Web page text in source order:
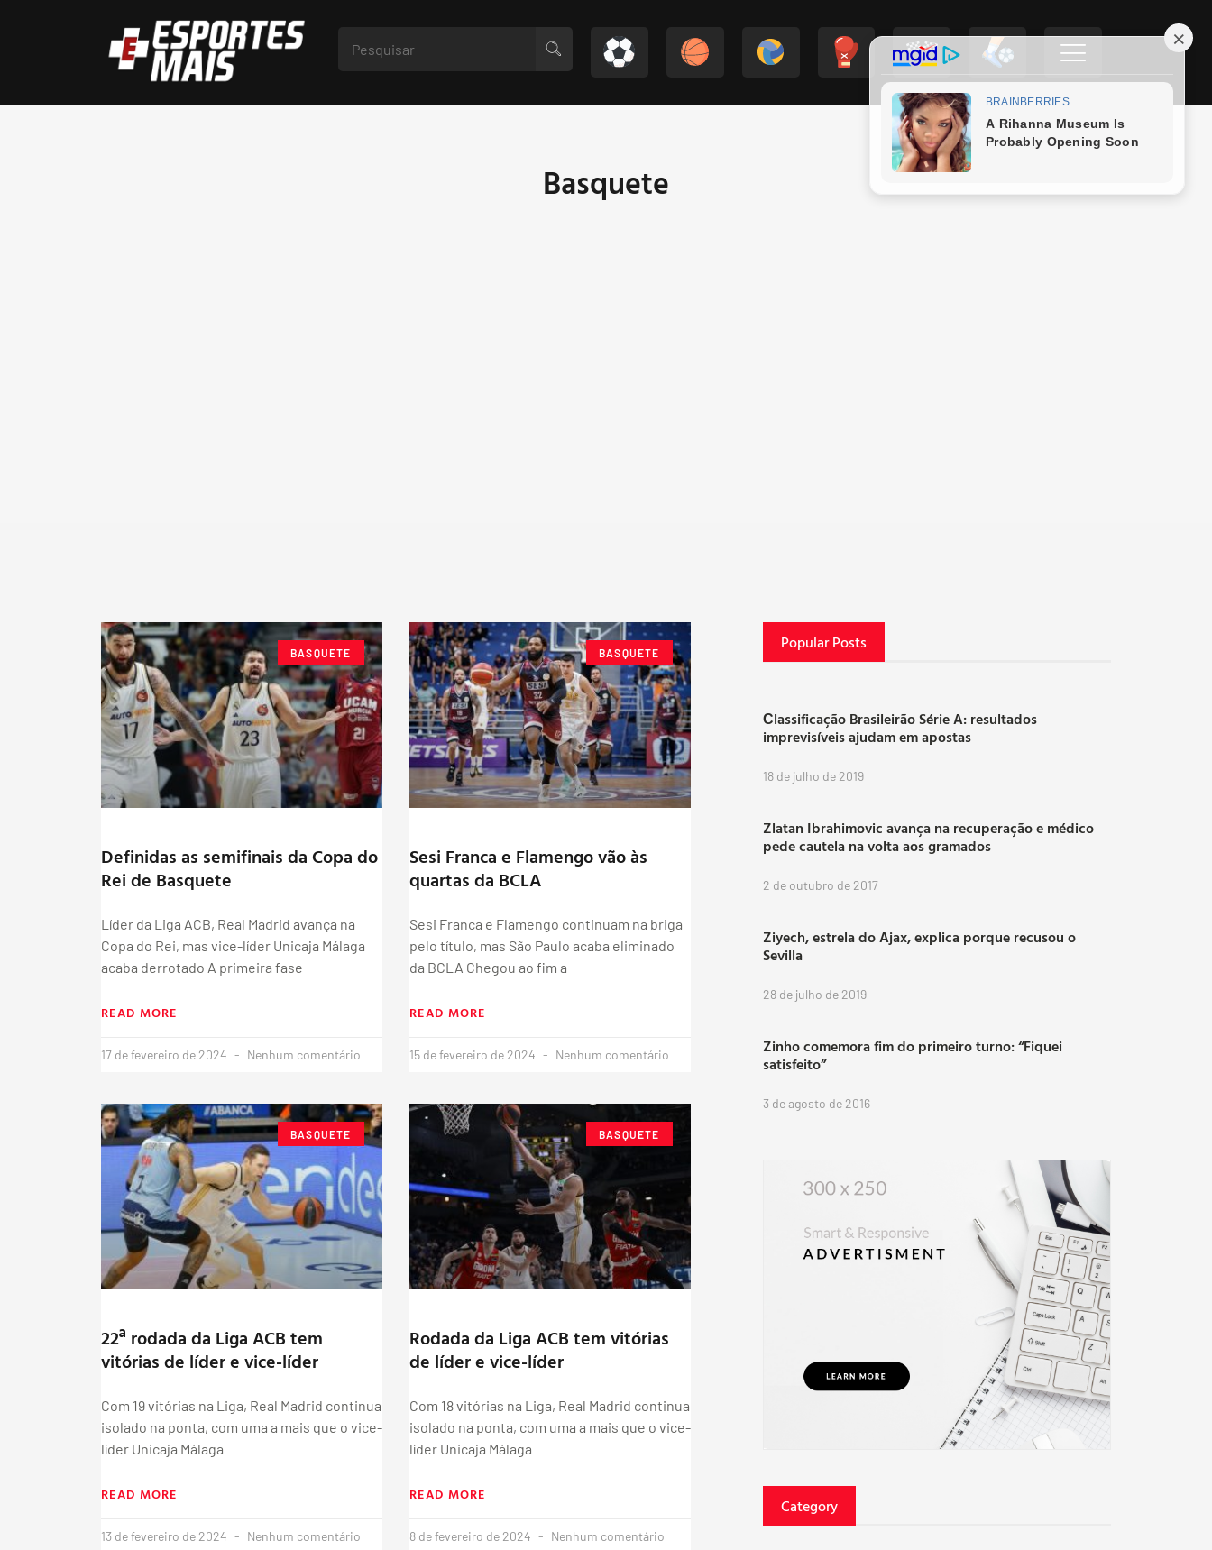
Basquete
BASQUETE
Definidas as semifinais da Copa do
Rei de Basquete
Líder da Liga ACB, Real Madrid avança na
Copa do Rei, mas vice-líder Unicaja Málaga
acaba derrotado A primeira fase
READ MORE
17 de fevereiro de 2024 Nenhum comentário
BASQUETE
Sesi Franca e Flamengo vão às
quartas da BCLA
Sesi Franca e Flamengo continuam na briga
pelo título, mas São Paulo acaba eliminado
da BCLA Chegou ao fim a
READ MORE
15 de fevereiro de 2024 Nenhum comentário
BASQUETE
22ª rodada da Liga ACB tem
vitórias de líder e vice-líder
Com 19 vitórias na Liga, Real Madrid continua
isolado na ponta, com uma a mais que o vice-
líder Unicaja Málaga
READ MORE
13 de fevereiro de 2024 Nenhum comentário
BASQUETE
Rodada da Liga ACB tem vitórias
de líder e vice-líder
Com 18 vitórias na Liga, Real Madrid continua
isolado na ponta, com uma a mais que o vice-
líder Unicaja Málaga
READ MORE
8 de fevereiro de 2024 Nenhum comentário
Popular Posts
Сlassificação Brasileirão Série A: resultados
imprevisíveis ajudam em apostas
18 de julho de 2019
Zlatan Ibrahimovic avança na recuperação e médico
pede cautela na volta aos gramados
2 de outubro de 2017
Ziyech, estrela do Ajax, explica porque recusou o
Sevilla
28 de julho de 2019
Zinho comemora fim do primeiro turno: “Fiquei
satisfeito”
3 de agosto de 2016
Category